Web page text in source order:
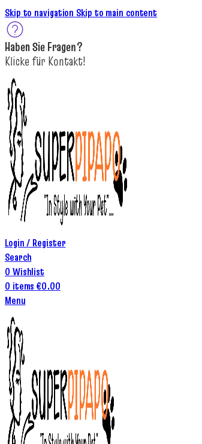
Skip to navigation Skip to main content
Haben SieFragen?
Klicke für Kontakt!
Login / Register
Search
0 Wishlist
0 items €0.00
Menu